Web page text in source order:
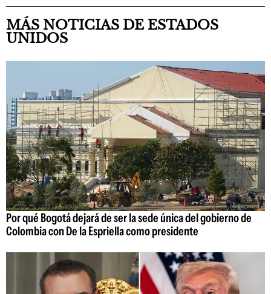
MÁS NOTICIAS DE ESTADOS
UNIDOS
Por qué Bogotá dejará de ser la sede única del gobierno de
Colombia con De la Espriella como presidente